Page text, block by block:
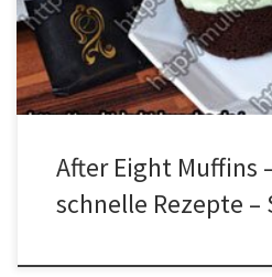
Zubereitung für After Eight Muffins
vermischen. Dann das Ei
After Eight Muffins
schnelle Rezepte –